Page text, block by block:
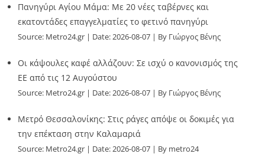
Πανηγύρι Αγίου Μάμα: Με 20 νέες ταβέρνες και
εκατοντάδες επαγγελματίες το φετινό πανηγύρι
Source: Metro24.gr Date: 2026-08-07 By Γιώργος Βένης
Οι κάψουλες καφέ αλλάζουν: Σε ισχύ ο κανονισμός της
ΕΕ από τις 12 Αυγούστου
Source: Metro24.gr Date: 2026-08-07 By Γιώργος Βένης
Μετρό Θεσσαλονίκης: Στις ράγες απόψε οι δοκιμές για
την επέκταση στην Καλαμαριά
Source: Metro24.gr Date: 2026-08-07 By metro24